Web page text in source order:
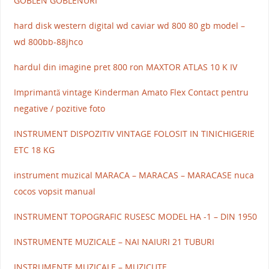
hard disk western digital wd caviar wd 800 80 gb model –
wd 800bb-88jhco
hardul din imagine pret 800 ron MAXTOR ATLAS 10 K IV
Imprimantă vintage Kinderman Amato Flex Contact pentru
negative / pozitive foto
INSTRUMENT DISPOZITIV VINTAGE FOLOSIT IN TINICHIGERIE
ETC 18 KG
instrument muzical MARACA – MARACAS – MARACASE nuca
cocos vopsit manual
INSTRUMENT TOPOGRAFIC RUSESC MODEL HA -1 – DIN 1950
INSTRUMENTE MUZICALE – NAI NAIURI 21 TUBURI